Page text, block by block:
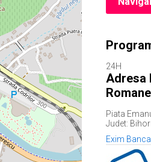
24H
Adresa
Piata
Judet: Bihor
Exim